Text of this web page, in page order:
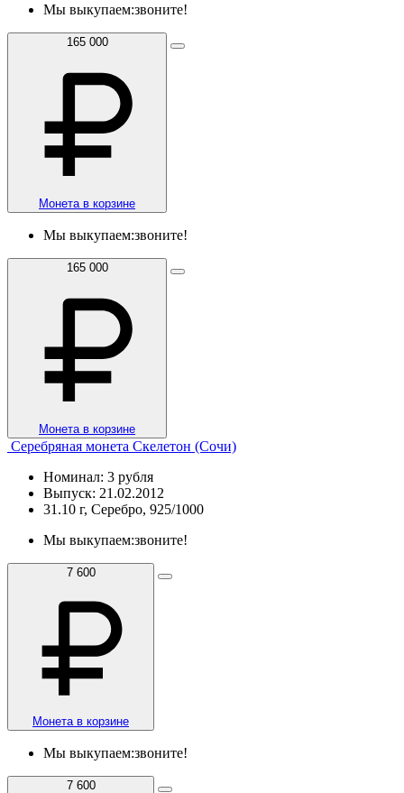
Мы выкупаем:звоните!
165 000
Монета в корзине
Мы выкупаем:звоните!
165 000
Монета в корзине
Серебряная монета Скелетон (Сочи)
Номинал: 3 рубля
Выпуск: 21.02.2012
31.10 г, Серебро, 925/1000
Мы выкупаем:звоните!
7 600
Монета в корзине
Мы выкупаем:звоните!
7 600